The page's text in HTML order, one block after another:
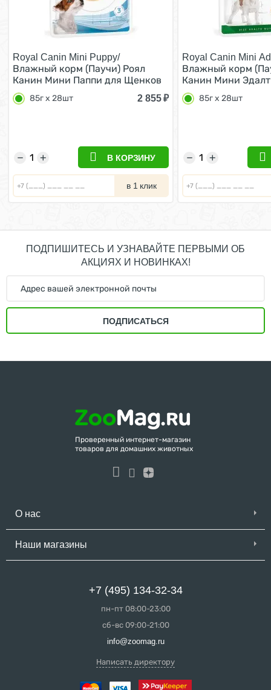
Royal Canin Mini Puppy/
Влажный корм (Паучи) Роял
Канин Мини Паппи для Щенков
Мелких пород в возрасте от 2 до
10 месяцев (цена за упаковку)
85г х 28шт 2 855₽
+
− В КОРЗИНУ
в 1 клик
Royal Canin Mini
Влажный корм
Канин Мини
собак Мелких
кг в возрасте от
85г х 28шт
+
−
ПОДПИШИТЕСЬ И УЗНАВАЙТЕ ПЕРВЫМИ ОБ
АКЦИЯХ И НОВИНКАХ!
ПОДПИСАТЬСЯ
Проверенный интернет-магазин
товаров для домашних животных
О нас
Наши магазины
+7 (495) 134-32-34
пн-пт 08:00-23:00
сб-вс 09:00-21:00
info@zoomag.ru
Написать директору